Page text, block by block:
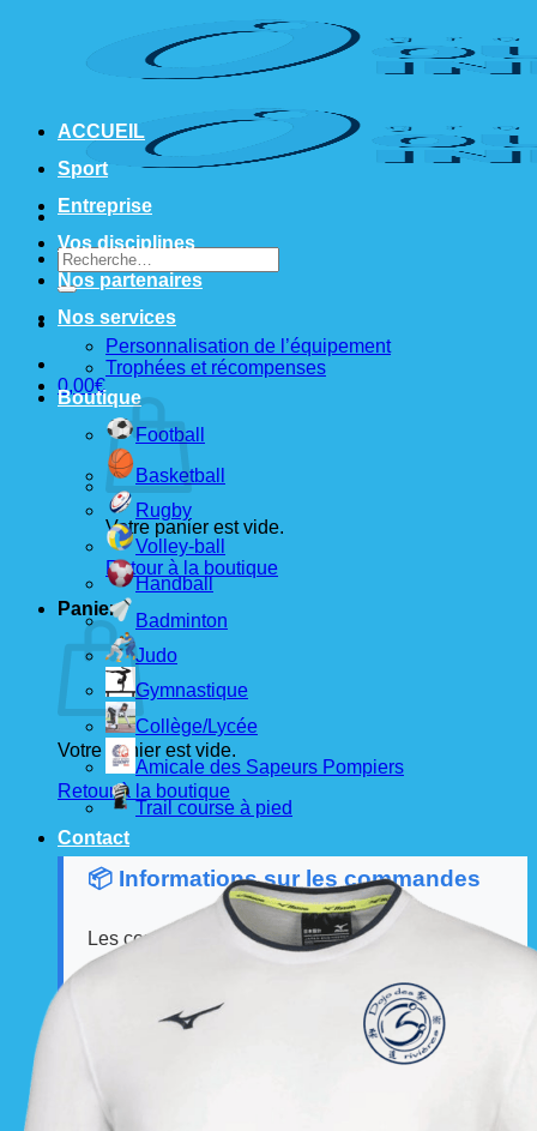
Recherche
pour :
0,00€
Votre panier est vide.
Retour à la boutique
Panier
Votre panier est vide.
Retour à la boutique
📦 Informations sur les commandes
Les commandes sont passéesles 1er et 15 de
chaque mois
À partir de ces dates, le
délai de livraison est
ACCUEIL
Sport
Entreprise
Vos disciplines
Nos partenaires
Nos services
Personnalisation de l’équipement
Trophées et récompenses
Boutique
Football
Basketball
Rugby
Volley-ball
Handball
Badminton
Judo
Gymnastique
Collège/Lycée
Amicale des Sapeurs Pompiers
Trail course à pied
Contact